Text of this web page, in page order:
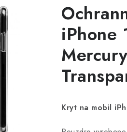
iPhone
Kryt na mobil